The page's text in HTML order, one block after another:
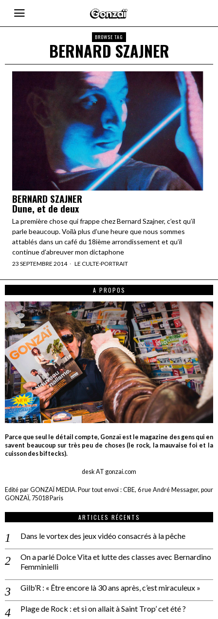
BROWSE TAG
BERNARD SZAJNER
BERNARD SZAJNER
Dune, et de deux
La première chose qui frappe chez Bernard Szajner, c’est qu’il
parle beaucoup. Voilà plus d’une heure que nous sommes
attablés dans un café du 18ième arrondissement et qu’il
continue d’abreuver mon dictaphone
23 SEPTEMBRE 2014 LE CULTE·PORTRAIT
A PROPOS
Parce que seul le détail compte, Gonzaï est le magazine des gens qui en
savent beaucoup sur très peu de choses (le rock, la mauvaise foi et la
cuisson des biftecks).
desk AT gonzai.com
Edité par GONZAÏ MEDIA. Pour tout envoi : CBE, 6 rue André Messager, pour
GONZAÏ, 75018 Paris
ARTICLES RÉCENTS
Dans le vortex des jeux vidéo consacrés à la pêche
On a parlé Dolce Vita et lutte des classes avec Bernardino
Femminielli
Gilb’R : « Être encore là 30 ans après, c’est miraculeux »
Plage de Rock : et si on allait à Saint Trop’ cet été ?